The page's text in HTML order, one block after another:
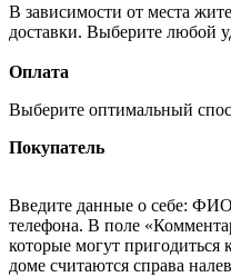
В зависимости от места
доставки. Выберите любой
Оплата
Выберите оптимальный
Покупатель
Введите данные о себе:
телефона. В поле
которые могут пригодиться
доме считаются справа